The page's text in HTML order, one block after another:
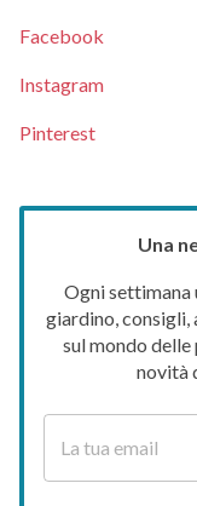
Facebook
Instagram
Pinterest
Una
Ogni settimana
giardino,
sul mondo
novità